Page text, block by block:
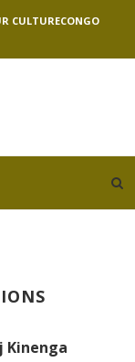
CULTURECONGO
Kinenga